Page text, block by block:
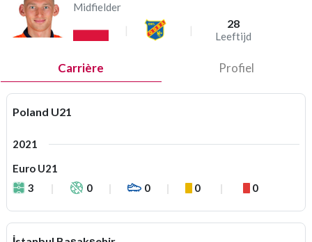
Midfielder
28
Leeftijd
Carrière Profiel
Poland U21
2021
Euro U21
3
0 0 0 0